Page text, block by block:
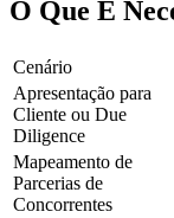
O Que É
Cenário
Apresentação para
Cliente ou Due
Diligence
Mapeamento de
Parcerias de
Concorrentes